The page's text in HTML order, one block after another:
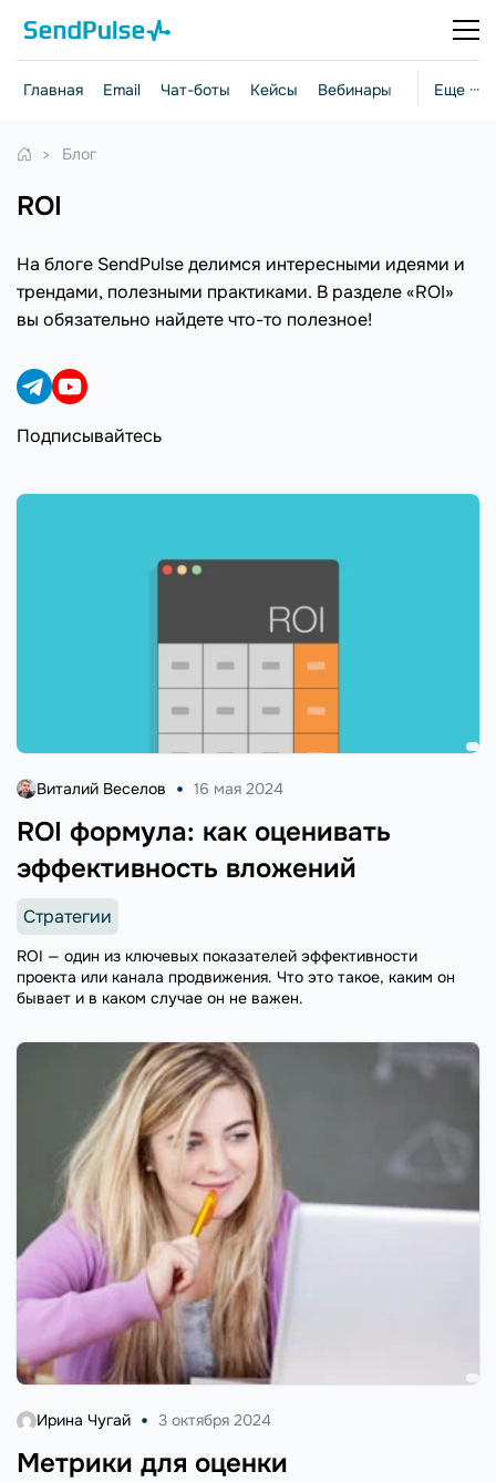
Еще ···
Главная Email Чат-боты Кейсы Вебинары Стратегии
Блог
ROI
На блоге SendPulse делимся интересными идеями и
трендами, полезными практиками. В разделе «ROI»
вы обязательно найдете что-то полезное!
Подписывайтесь
ROI формула: как оценивать
эффективность вложений
Виталий Веселов 16 мая 2024
Стратегии
ROI — один из ключевых показателей эффективности
проекта или канала продвижения. Что это такое, каким он
бывает и в каком случае он не важен.
Метрики для оценки
Ирина Чугай 3 октября 2024